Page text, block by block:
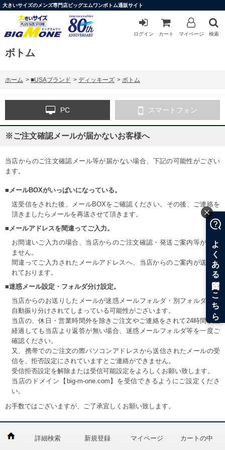
大きいサイズのメンズ専門店ビッグエムワンボトム通販サイト
ログイン カート マイページ 検索
ボトム
ホーム > ■USAブランド > ディッキーズ > ボトム
PC スマートフォン
※ご注文確認メールが届かないお客様へ
当店からのご注文確認メール等が届かない場合、下記の可能性がござい
ます。
■メールBOXがいっぱいになっている。
送受信をされた後、メールBOXをご確認ください。その後、ご連絡を
頂きましたらメールを再送させて頂きます。
■メールアドレスを間違ってご入力。
お間違いご入力の場合、当店からのご注文確認・発送ご案内等が届き
ません。
間違ってご入力されたメールアドレスへ、当店からのご案内が送信さ
れております。
■迷惑メール設定・フォルダ分け設定。
当店からのお送りしたメールが迷惑メールフォルダ・別フォルダ等へ
自動振り分けされてしまっている可能性がございます。
当店の、休日・営業時間外を除きご注文やご連絡をされて24時間以上
経過しても当店より返答が無い場合、迷惑メールフォルダ等を一度ご
確認ください。
又、携帯でのご注文の際パソコンアドレスから送信されたメールの受
信を、拒否設定にされていますとご連絡ができません。
受信拒否設定を解除または受信可能設定をよろしくお願い致します。
当店のドメイン【big-m-one.com】を受信できるようにご設定くださ
い。
お手数ではございますが、ご了承宜しくお願い致します。
詳細検索 新規登録 マイページ カートの中